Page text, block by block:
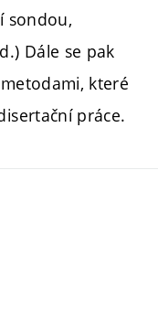
sondou,
Dále se pak
které
práce.